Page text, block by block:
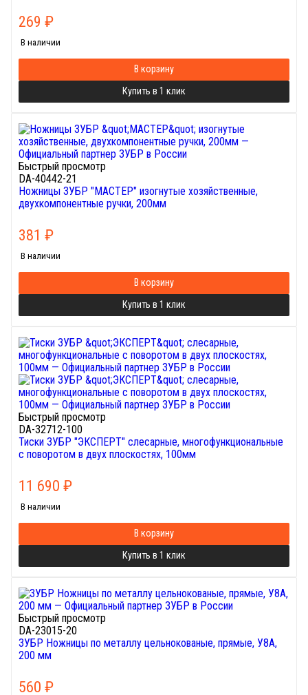
269 ₽
В наличии
В корзину
Купить в 1 клик
Быстрый просмотр
DA-40442-21
Ножницы ЗУБР "МАСТЕР" изогнутые хозяйственные,
двухкомпонентные ручки, 200мм
381 ₽
В наличии
В корзину
Купить в 1 клик
Быстрый просмотр
DA-32712-100
Тиски ЗУБР "ЭКСПЕРТ" слесарные, многофункциональные
с поворотом в двух плоскостях, 100мм
11 690 ₽
В наличии
В корзину
Купить в 1 клик
Быстрый просмотр
DA-23015-20
ЗУБР Ножницы по металлу цельнокованые, прямые, У8А,
200 мм
560 ₽